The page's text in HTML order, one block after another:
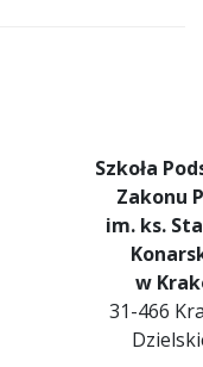
Szkoła
Zakonu
im. ks.
w
31-466